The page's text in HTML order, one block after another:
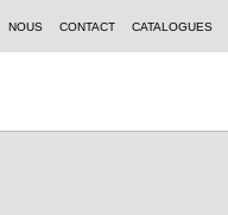
NOUS CONTACT CATALOGUES